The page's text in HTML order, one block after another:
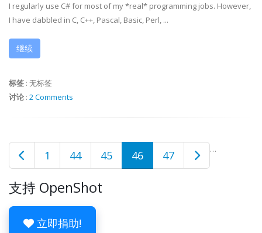
I regularly use C# for most of my *real* programming jobs. However,
I have dabbled in C, C++, Pascal, Basic, Perl, ...
继续
标签 : 无标签
讨论 : 2 Comments
1 …
44 45 46 47
支持 OpenShot
立即捐助!